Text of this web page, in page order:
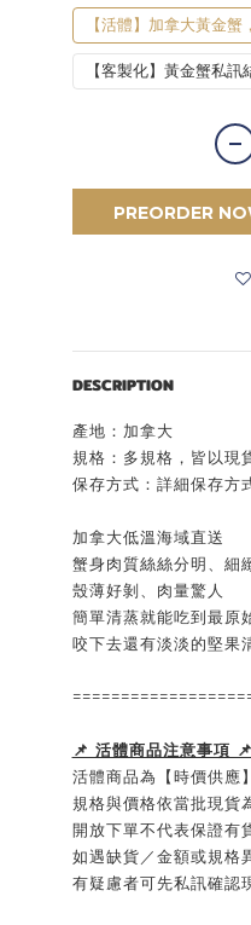
【活體】加拿大黃金
【客製化】黃金蟹私訊
PREORDER
DESCRIPTION
產地：加拿大
規格： 多規格，皆以現
保存方式： 詳細保存方
加拿大低溫海域直送
蟹身肉質絲絲分明、細
殼薄好剝、肉量驚人
簡單清蒸就能吃到最原
咬下去還有淡淡的堅果
📌 活體商品注意事項 📌
活體商品為【時價供應】
規格與價格依當批現貨
開放下單不代表保證有
如遇缺貨／金額或規格
有疑慮者可先私訊確認